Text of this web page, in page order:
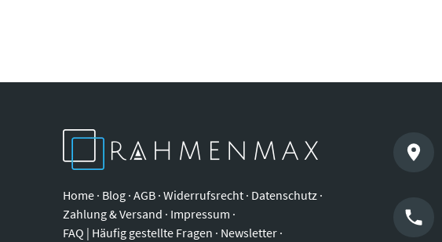
Home · Blog · AGB · Widerrufsrecht · Datenschutz ·
Zahlung & Versand · Impressum ·
FAQ | Häufig gestellte Fragen · Newsletter ·